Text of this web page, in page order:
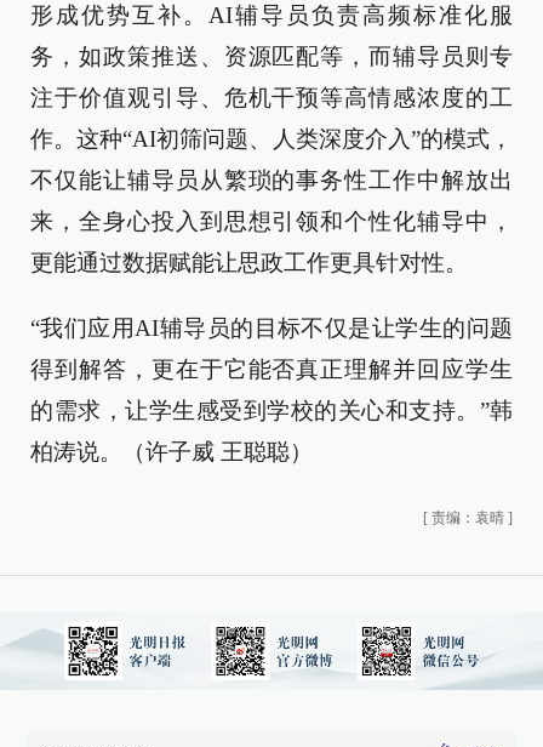
形成优势互补。AI辅导员负责高频标准化服
务，如政策推送、资源匹配等，而辅导员则专
注于价值观引导、危机干预等高情感浓度的工
作。这种“AI初筛问题、人类深度介入”的模式，
不仅能让辅导员从繁琐的事务性工作中解放出
来，全身心投入到思想引领和个性化辅导中，
更能通过数据赋能让思政工作更具针对性。
“我们应用AI辅导员的目标不仅是让学生的问题
得到解答，更在于它能否真正理解并回应学生
的需求，让学生感受到学校的关心和支持。”韩
柏涛说。（许子威 王聪聪）
[ 责编：袁晴 ]